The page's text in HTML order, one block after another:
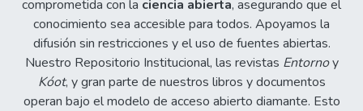
comprometida con la ciencia abierta, asegurando que el
conocimiento sea accesible para todos. Apoyamos la
difusión sin restricciones y el uso de fuentes abiertas.
Nuestro Repositorio Institucional, las revistas Entornoy
Kóot, y gran parte de nuestros libros y documentos
operan bajo el modelo de acceso abierto diamante. Esto